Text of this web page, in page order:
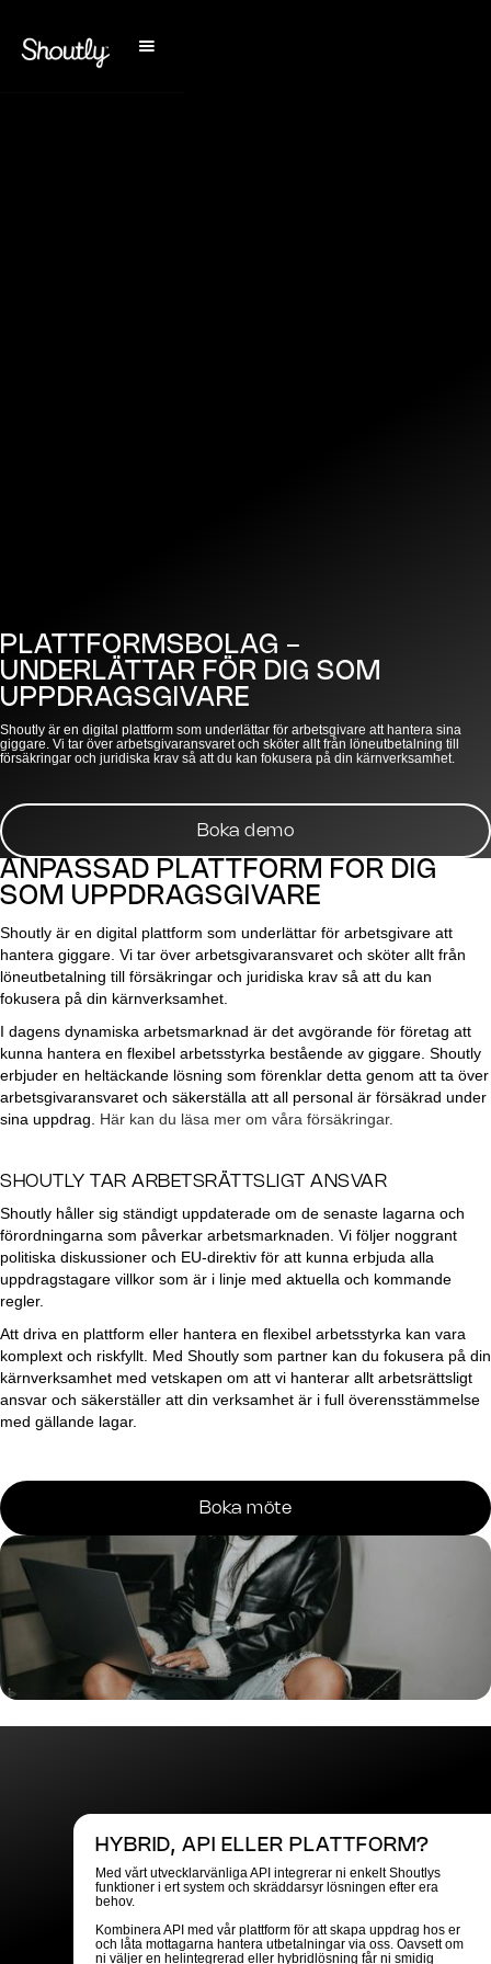
PLATTFORMSBOLAG -
UNDERLÄTTAR FÖR DIG SOM
UPPDRAGSGIVARE
Shoutly är en digital plattform som underlättar för arbetsgivare att hantera sina
giggare. Vi tar över arbetsgivaransvaret och sköter allt från löneutbetalning till
försäkringar och juridiska krav så att du kan fokusera på din kärnverksamhet.
Boka demo
ANPASSAD PLATTFORM FÖR DIG
SOM UPPDRAGSGIVARE
Shoutly är en digital plattform som underlättar för arbetsgivare att
hantera giggare. Vi tar över arbetsgivaransvaret och sköter allt från
löneutbetalning till försäkringar och juridiska krav så att du kan
fokusera på din kärnverksamhet.
I dagens dynamiska arbetsmarknad är det avgörande för företag att
kunna hantera en flexibel arbetsstyrka bestående av giggare. Shoutly
erbjuder en heltäckande lösning som förenklar detta genom att ta över
arbetsgivaransvaret och säkerställa att all personal är försäkrad under
sina uppdrag. Här kan du läsa mer om våra försäkringar.
SHOUTLY TAR ARBETSRÄTTSLIGT ANSVAR
Shoutly håller sig ständigt uppdaterade om de senaste lagarna och
förordningarna som påverkar arbetsmarknaden. Vi följer noggrant
politiska diskussioner och EU-direktiv för att kunna erbjuda alla
uppdragstagare villkor som är i linje med aktuella och kommande
regler.
Att driva en plattform eller hantera en flexibel arbetsstyrka kan vara
komplext och riskfyllt. Med Shoutly som partner kan du fokusera på din
kärnverksamhet med vetskapen om att vi hanterar allt arbetsrättsligt
ansvar och säkerställer att din verksamhet är i full överensstämmelse
med gällande lagar.
Boka möte
HYBRID, API ELLER PLATTFORM?
Med vårt utvecklarvänliga API integrerar ni enkelt Shoutlys
funktioner i ert system och skräddarsyr lösningen efter era
behov.
Kombinera API med vår plattform för att skapa uppdrag hos er
och låta mottagarna hantera utbetalningar via oss. Oavsett om
ni väljer en helintegrerad eller hybridlösning får ni smidig